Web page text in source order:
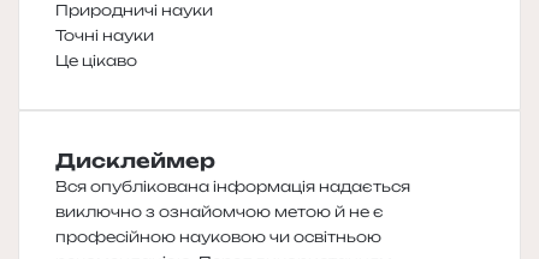
Природничі науки
Точні науки
Це цікаво
Дисклеймер
Вся опублікована інформація надається
виключно з ознайомчою метою й не є
професійною науковою чи освітньою